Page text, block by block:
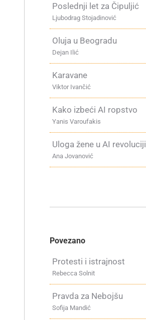
Poslednji let za Čipuljić
Ljubodrag Stojadinović
Oluja u Beogradu
Dejan Ilić
Karavane
Viktor Ivančić
Kako izbeći AI ropstvo
Yanis Varoufakis
Uloga žene u AI revoluciji
Ana Jovanović
Povezano
Protesti i istrajnost
Rebecca Solnit
Pravda za Nebojšu
Sofija Mandić